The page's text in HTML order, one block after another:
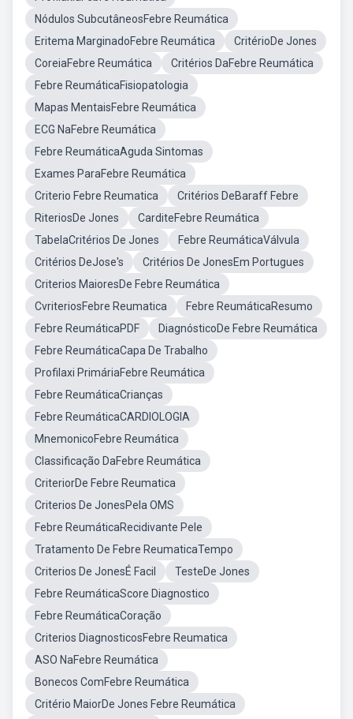
Nódulos SubcutâneosFebre Reumática
Eritema MarginadoFebre Reumática
CritérioDe Jones
CoreiaFebre Reumática
Critérios DaFebre Reumática
Febre ReumáticaFisiopatologia
Mapas MentaisFebre Reumática
ECG NaFebre Reumática
Febre ReumáticaAguda Sintomas
Exames ParaFebre Reumática
Criterio Febre Reumatica
Critérios DeBaraff Febre
RiteriosDe Jones
CarditeFebre Reumática
TabelaCritérios De Jones
Febre ReumáticaVálvula
Critérios DeJose's
Critérios De JonesEm Portugues
Criterios MaioresDe Febre Reumática
CvriteriosFebre Reumatica
Febre ReumáticaResumo
Febre ReumáticaPDF
DiagnósticoDe Febre Reumática
Febre ReumáticaCapa De Trabalho
Profilaxi PrimáriaFebre Reumática
Febre ReumáticaCrianças
Febre ReumáticaCARDIOLOGIA
MnemonicoFebre Reumática
Classificação DaFebre Reumática
CriteriorDe Febre Reumatica
Criterios De JonesPela OMS
Febre ReumáticaRecidivante Pele
Tratamento De Febre ReumaticaTempo
Criterios De JonesÉ Facil
TesteDe Jones
Febre ReumáticaScore Diagnostico
Febre ReumáticaCoração
Criterios DiagnosticosFebre Reumatica
ASO NaFebre Reumática
Bonecos ComFebre Reumática
Critério MaiorDe Jones Febre Reumática